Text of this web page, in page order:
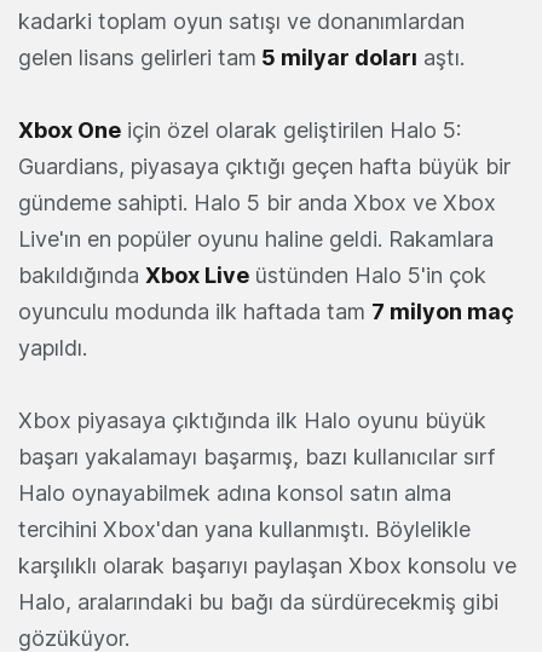
kadarki toplam oyun satışı ve donanımlardan
gelen lisans gelirleri tam 5 milyar doları aştı.
Xbox One için özel olarak geliştirilen Halo 5:
Guardians, piyasaya çıktığı geçen hafta büyük bir
gündeme sahipti. Halo 5 bir anda Xbox ve Xbox
Live'ın en popüler oyunu haline geldi. Rakamlara
bakıldığında Xbox Live üstünden Halo 5'in çok
oyunculu modunda ilk haftada tam 7 milyon maç
yapıldı.
Xbox piyasaya çıktığında ilk Halo oyunu büyük
başarı yakalamayı başarmış, bazı kullanıcılar sırf
Halo oynayabilmek adına konsol satın alma
tercihini Xbox'dan yana kullanmıştı. Böylelikle
karşılıklı olarak başarıyı paylaşan Xbox konsolu ve
Halo, aralarındaki bu bağı da sürdürecekmiş gibi
gözüküyor.